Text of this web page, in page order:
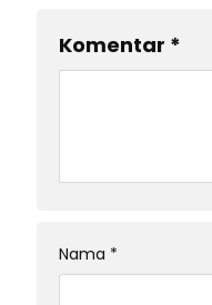
Komentar *
Nama *